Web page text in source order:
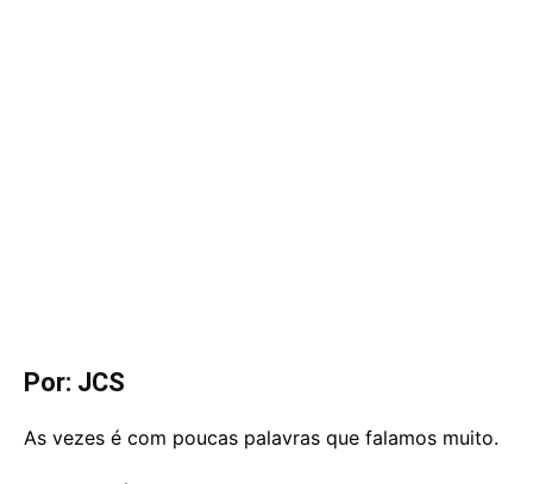
Por: JCS
As vezes é com poucas palavras que falamos muito.